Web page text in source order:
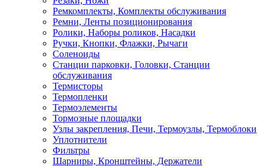
Ремкомплекты, Комплекты обслуживания
Ремни, Ленты позиционирования
Ролики, Наборы роликов, Насадки
Ручки, Кнопки, Флажки, Рычаги
Соленоиды
Станции парковки, Головки, Станции
обслуживания
Термисторы
Термопленки
Термоэлементы
Тормозные площадки
Узлы закрепления, Печи, Термоузлы, Термоблоки
Уплотнители
Фильтры
Шарниры, Кронштейны, Держатели